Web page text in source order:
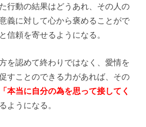
行動の結果はどうあれ、その人の
義に対して心から褒めることがで
信頼を寄せるようになる。
を認めて終わりではなく、愛情を
すことのできる力があれば、その
「本当に自分の為を思って接してく
ようになる。